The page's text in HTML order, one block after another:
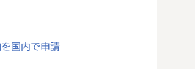
国内で申請